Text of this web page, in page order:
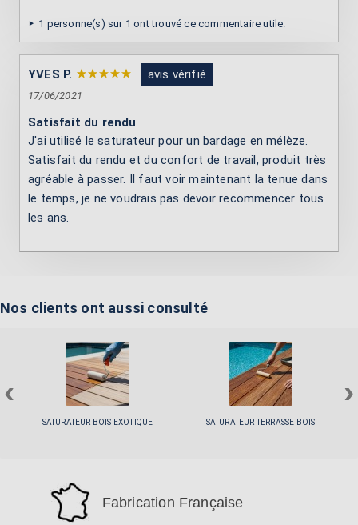
1 personne(s) sur 1 ont trouvé ce commentaire utile.
YVES P. avis vérifié
17/06/2021
Satisfait du rendu
J'ai utilisé le saturateur pour un bardage en mélèze.
Satisfait du rendu et du confort de travail, produit très
agréable à passer. Il faut voir maintenant la tenue dans
le temps, je ne voudrais pas devoir recommencer tous
les ans.
Nos clients ont aussi consulté
SATURATEUR BOIS EXOTIQUE SATURATEUR TERRASSE BOIS
‹ ›
Fabrication Française